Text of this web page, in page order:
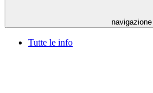
navigazione
Tutte le info